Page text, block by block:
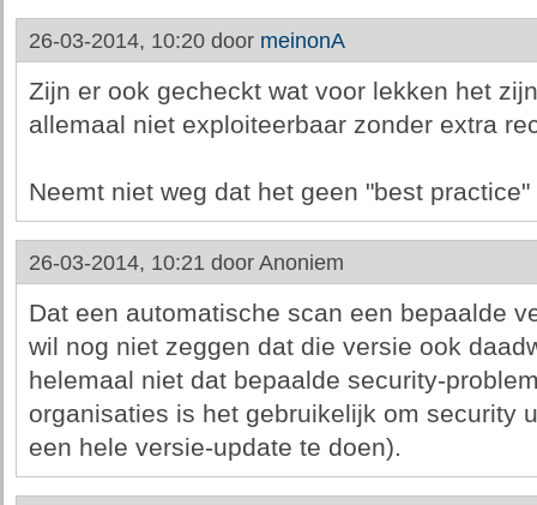
26-03-2014, 10:20 door meinonA
Zijn er ook gecheckt wat voor lekken het
allemaal niet exploiteerbaar zonder extra
Neemt niet weg dat het geen "best
26-03-2014, 10:21 door Anoniem
Dat een automatische scan een bepaalde
wil nog niet zeggen dat die versie ook
helemaal niet dat bepaalde security-
organisaties is het gebruikelijk om security
een hele versie-update te doen).